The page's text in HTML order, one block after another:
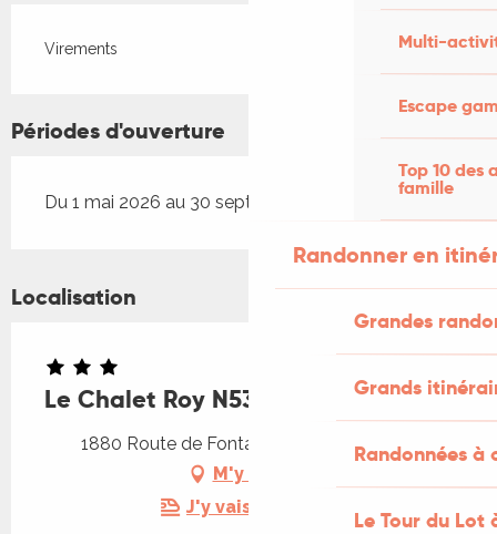
Multi-
Escape
Top 10 des
famille
Randonner en
Grandes
Grands
Randonnées
Le Tour du Lot
Virements
Périodes d'ouverture
Du 1 mai 2026 au 30 septembre 2026
Localisation
Le Chalet Roy N53
1880 Route de Fontalbe, 46700 Mauroux
M'y rendre
J'y vais en train !